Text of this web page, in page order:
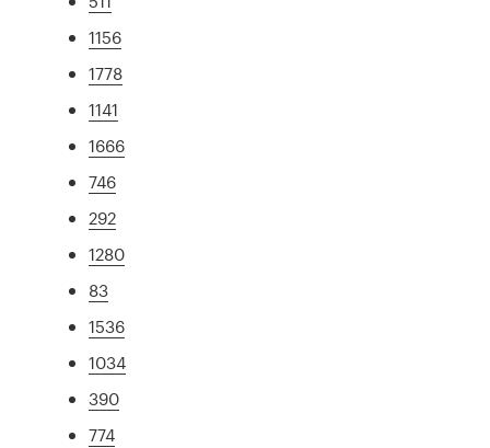
1156
1778
1141
1666
746
292
1280
83
1536
1034
390
774